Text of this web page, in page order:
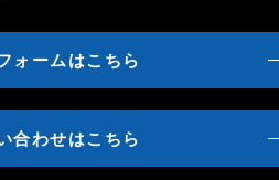
ォームはこちら
合わせはこちら